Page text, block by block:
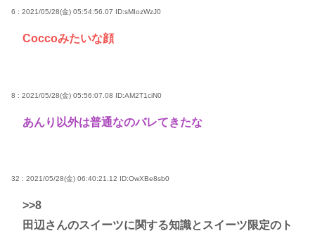
6 : 2021/05/28(金) 05:54:56.07 ID:sMIozWzJ0
Coccoみたいな顔
8 : 2021/05/28(金) 05:56:07.08 ID:AM2T1ciN0
あんり以外は普通なのバレてきたな
32 : 2021/05/28(金) 06:40:21.12 ID:OwXBe8sb0
>>8
田辺さんのスイーツに関する知識とスイーツ限定のト